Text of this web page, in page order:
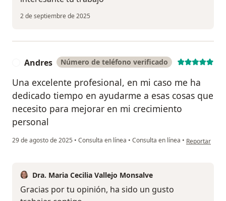
2 de septiembre de 2025
Andres Número de teléfono verificado
Una excelente profesional, en mi caso me ha
dedicado tiempo en ayudarme a esas cosas que
necesito para mejorar en mi crecimiento
personal
29 de agosto de 2025 • Consulta en línea • Consulta en línea • en opinión
Reportar
Dra. Maria Cecilia Vallejo Monsalve
Gracias por tu opinión, ha sido un gusto